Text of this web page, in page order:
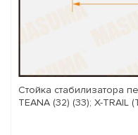
Стойка стабилизатора
TEANA (32) (33); X-TRAIL